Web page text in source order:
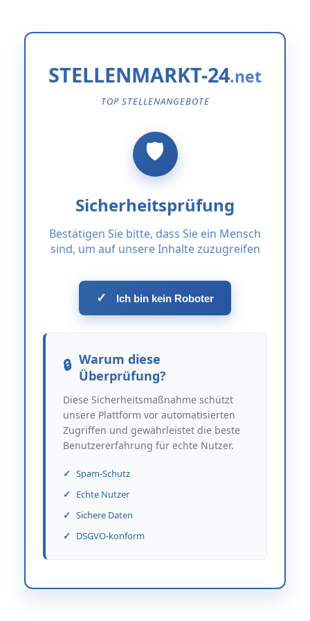
STELLENMARKT-24
TOP STELLENANGEBOTE
Sicherheitsprüfung
Bestätigen Sie bitte, dass Sie ein Mensch
sind, um auf unsere Inhalte zuzugreifen
✓ Ich bin kein Roboter
Warum diese
Überprüfung?
Diese Sicherheitsmaßnahme schützt
unsere Plattform vor automatisierten
Zugriffen und gewährleistet die beste
Benutzererfahrung für echte Nutzer.
Spam-Schutz
Echte Nutzer
Sichere Daten
DSGVO-konform